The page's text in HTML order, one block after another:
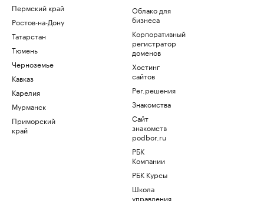
Пермский край
Ростов-на-Дону
Татарстан
Тюмень
Черноземье
Кавказ
Карелия
Мурманск
Приморский
край
Облако для
бизнеса
Корпоративный
регистратор
доменов
Хостинг
сайтов
Рег.решения
Знакомства
Сайт
знакомств
podbor.ru
РБК
Компании
РБК Курсы
Школа
управления